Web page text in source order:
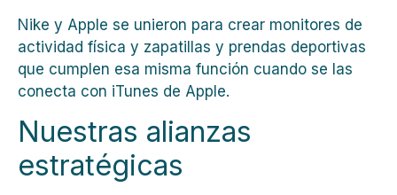
Nike y Apple se unieron para crear monitores de
actividad física y zapatillas y prendas deportivas
que cumplen esa misma función cuando se las
conecta con iTunes de Apple.
Nuestras alianzas
estratégicas